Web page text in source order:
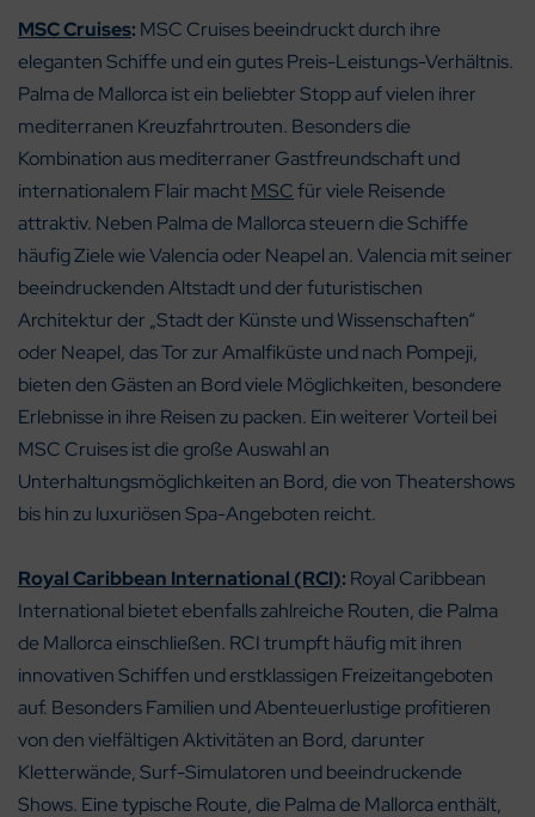
MSC Cruises: MSC Cruises beeindruckt durch ihre
eleganten Schiffe und ein gutes Preis-Leistungs-Verhältnis.
Palma de Mallorca ist ein beliebter Stopp auf vielen ihrer
mediterranen Kreuzfahrtrouten. Besonders die
Kombination aus mediterraner Gastfreundschaft und
internationalem Flair machtMSCfür viele Reisende
attraktiv. Neben Palma de Mallorca steuern die Schiffe
häufig Ziele wie Valencia oder Neapel an. Valencia mit seiner
beeindruckenden Altstadt und der futuristischen
Architektur der „Stadt der Künste und Wissenschaften“
oder Neapel, das Tor zur Amalfiküste und nach Pompeji,
bieten den Gästen an Bord viele Möglichkeiten, besondere
Erlebnisse in ihre Reisen zu packen. Ein weiterer Vorteil bei
MSC Cruises ist die große Auswahl an
Unterhaltungsmöglichkeiten an Bord, die von Theatershows
bis hin zu luxuriösen Spa-Angeboten reicht.
Royal Caribbean International (RCI): Royal Caribbean
International bietet ebenfalls zahlreiche Routen, die Palma
de Mallorca einschließen. RCI trumpft häufig mit ihren
innovativen Schiffen und erstklassigen Freizeitangeboten
auf. Besonders Familien und Abenteuerlustige profitieren
von den vielfältigen Aktivitäten an Bord, darunter
Kletterwände, Surf-Simulatoren und beeindruckende
Shows. Eine typische Route, die Palma de Mallorca enthält,